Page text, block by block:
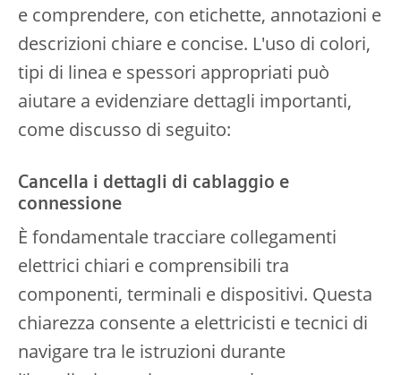
e comprendere, con etichette, annotazioni e
descrizioni chiare e concise. L'uso di colori,
tipi di linea e spessori appropriati può
aiutare a evidenziare dettagli importanti,
come discusso di seguito:
Cancella i dettagli di cablaggio e
connessione
È fondamentale tracciare collegamenti
elettrici chiari e comprensibili tra
componenti, terminali e dispositivi. Questa
chiarezza consente a elettricisti e tecnici di
navigare tra le istruzioni durante